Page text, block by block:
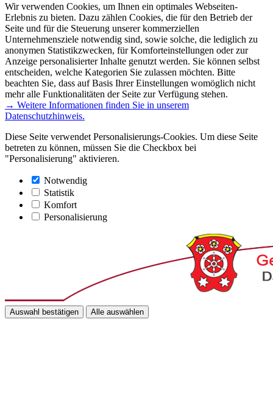
Wir verwenden Cookies, um Ihnen ein optimales Webseiten-
Erlebnis zu bieten. Dazu zählen Cookies, die für den Betrieb der
Seite und für die Steuerung unserer kommerziellen
Unternehmensziele notwendig sind, sowie solche, die lediglich zu
anonymen Statistikzwecken, für Komforteinstellungen oder zur
Anzeige personalisierter Inhalte genutzt werden. Sie können selbst
entscheiden, welche Kategorien Sie zulassen möchten. Bitte
beachten Sie, dass auf Basis Ihrer Einstellungen womöglich nicht
mehr alle Funktionalitäten der Seite zur Verfügung stehen.
→ Weitere Informationen finden Sie in unserem
Datenschutzhinweis.
Diese Seite verwendet Personalisierungs-Cookies. Um diese Seite
betreten zu können, müssen Sie die Checkbox bei
"Personalisierung" aktivieren.
Notwendig
Statistik
Komfort
Personalisierung
Auswahl bestätigen Alle auswählen